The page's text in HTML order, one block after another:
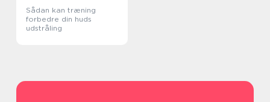
Sådan kan træning
forbedre din huds
udstråling